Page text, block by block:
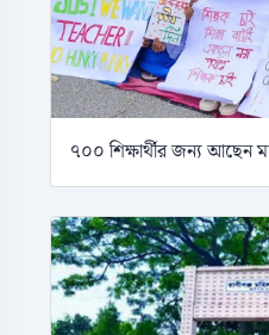
৭০০ শিক্ষার্থীর জন্য আছেন